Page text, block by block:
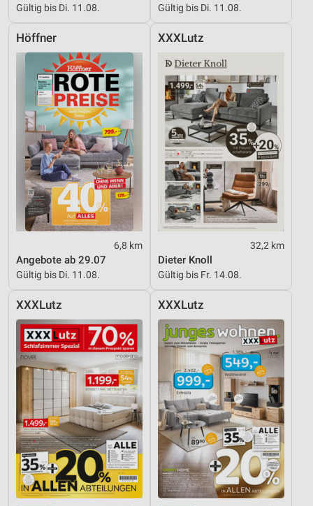
Gültig bis Di. 11.08. Gültig bis Di. 11.08.
Höffner
6,8 km
Angebote ab 29.07
Gültig bis Di. 11.08.
XXXLutz
32,2 km
Dieter Knoll
Gültig bis Fr. 14.08.
XXXLutz XXXLutz
Performance
Funktional
Werbung